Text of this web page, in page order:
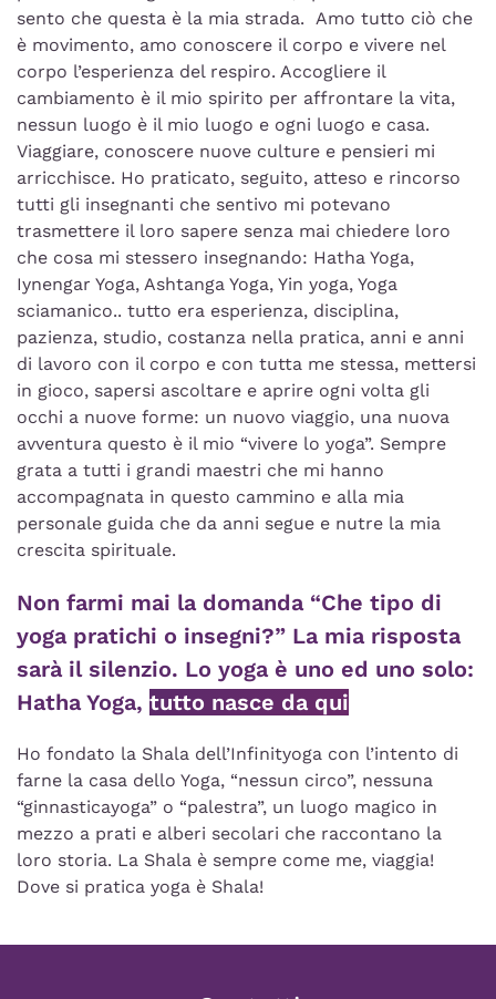
sento che questa è la mia strada. Amo tutto ciò che
è movimento, amo conoscere il corpo e vivere nel
corpo l’esperienza del respiro. Accogliere il
cambiamento è il mio spirito per affrontare la vita,
nessun luogo è il mio luogo e ogni luogo e casa.
Viaggiare, conoscere nuove culture e pensieri mi
arricchisce. Ho praticato, seguito, atteso e rincorso
tutti gli insegnanti che sentivo mi potevano
trasmettere il loro sapere senza mai chiedere loro
che cosa mi stessero insegnando: Hatha Yoga,
Iynengar Yoga, Ashtanga Yoga, Yin yoga, Yoga
sciamanico.. tutto era esperienza, disciplina,
pazienza, studio, costanza nella pratica, anni e anni
di lavoro con il corpo e con tutta me stessa, mettersi
in gioco, sapersi ascoltare e aprire ogni volta gli
occhi a nuove forme: un nuovo viaggio, una nuova
avventura questo è il mio “vivere lo yoga”. Sempre
grata a tutti i grandi maestri che mi hanno
accompagnata in questo cammino e alla mia
personale guida che da anni segue e nutre la mia
crescita spirituale.
Non farmi mai la domanda “Che tipo di
yoga pratichi o insegni?” La mia risposta
sarà il silenzio. Lo yoga è uno ed uno solo:
Hatha Yoga, tutto nasce da qui
Ho fondato la Shala dell’Infinityoga con l’intento di
farne la casa dello Yoga, “nessun circo”, nessuna
“ginnasticayoga” o “palestra”, un luogo magico in
mezzo a prati e alberi secolari che raccontano la
loro storia. La Shala è sempre come me, viaggia!
Dove si pratica yoga è Shala!